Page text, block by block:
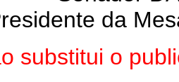
da
substitui o